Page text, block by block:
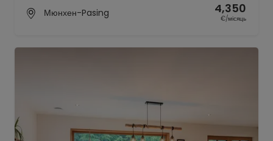
Мюнхен-Pasing
4,350
€/місяць